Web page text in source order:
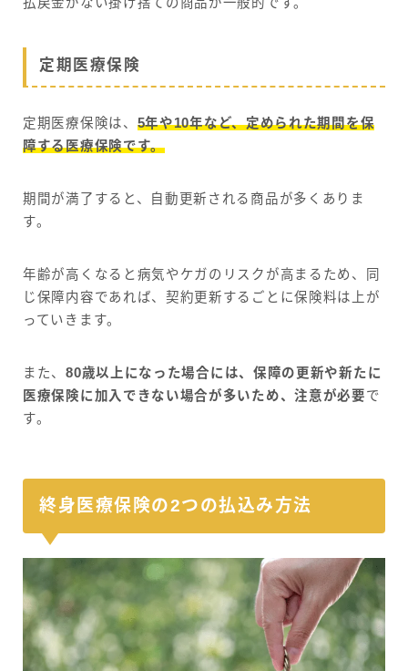
定期医療保険
定期医療保険は、 5年や10年など、定められた期間を保
障する医療保険です。
期間が満了すると、自動更新される商品が多くありま
す。
年齢が高くなると病気やケガのリスクが高まるため、同
じ保障内容であれば、契約更新するごとに保険料は上が
っていきます。
また、80歳以上になった場合には、保障の更新や新たに
医療保険に加入できない場合が多いため、注意が必要で
す。
終身医療保険の2つの払込み方法